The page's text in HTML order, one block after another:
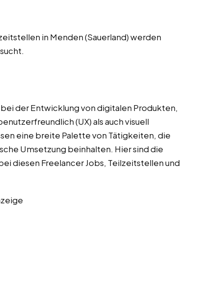
in Menden (Sauerland) werden
der Entwicklung von digitalen Produkten,
(UX) als auch visuell
eine breite Palette von Tätigkeiten, die
Umsetzung beinhalten. Hier sind die
diesen Freelancer Jobs, Teilzeitstellen und